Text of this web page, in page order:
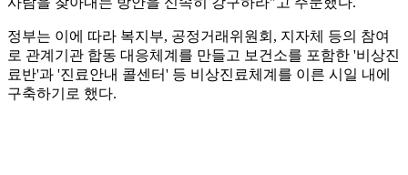
정부는 이에 따라 복지부, 공정거래위원회, 지자체 등의 참여
로 관계기관 합동 대응체계를 만들고 보건소를 포함한 '비상진
료반'과 '진료안내 콜센터' 등 비상진료체계를 이른 시일 내에
구축하기로 했다.